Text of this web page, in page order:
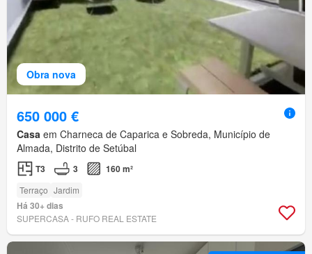
Obra nova
650 000 €
Casa em Charneca de Caparica e Sobreda, Município de
Almada, Distrito de Setúbal
T3 3 160 m²
Terraço Jardim
Há 30+ dias
SUPERCASA - RUFO REAL ESTATE